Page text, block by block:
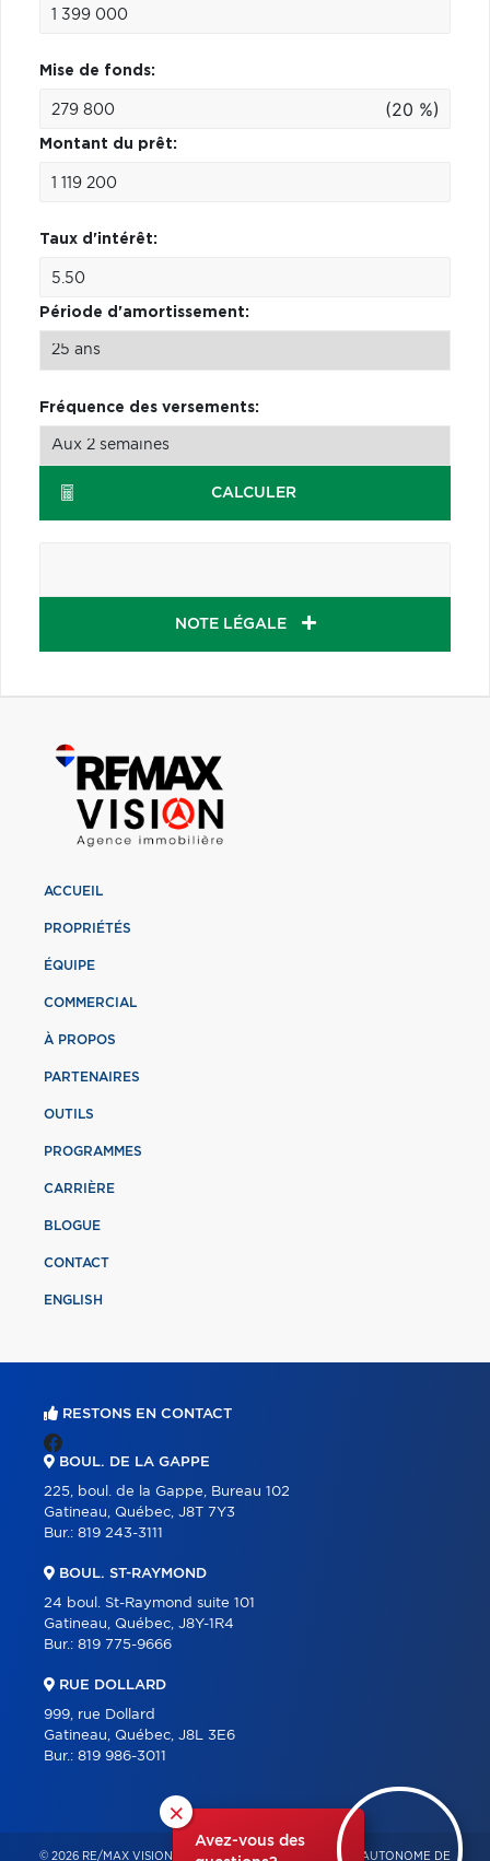
Mise de fonds:
(20 %)
Montant du prêt:
Taux d'intérêt:
Période d'amortissement:
Fréquence des versements:
CALCULER
NOTE LÉGALE
×
Avez-vous des
ACCUEIL
PROPRIÉTÉS
ÉQUIPE
COMMERCIAL
À PROPOS
PARTENAIRES
OUTILS
PROGRAMMES
CARRIÈRE
BLOGUE
CONTACT
ENGLISH
RESTONS EN CONTACT
BOUL. DE LA GAPPE
225, boul. de la Gappe, Bureau 102
Gatineau, Québec, J8T 7Y3
Bur.: 819 243-3111
BOUL. ST-RAYMOND
24 boul. St-Raymond suite 101
Gatineau, Québec, J8Y-1R4
Bur.: 819 775-9666
RUE DOLLARD
999, rue Dollard
Gatineau, Québec, J8L 3E6
Bur.: 819 986-3011
© 2026 RE/MAX VISION – FRANCHISÉ INDÉPENDANT ET AUTONOME DE